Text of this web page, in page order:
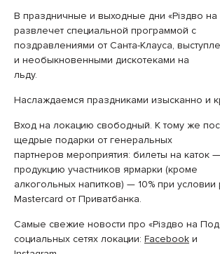
В праздничные и выходные дни «Різдво на
развлечет специальной программой с
поздравлениями от Санта-Клауса,
и необыкновенными дискотеками на
льду.
Наслаждаемся праздниками изысканно и
Вход на локацию свободный. К тому же
щедрые подарки от генеральных
партнеров мероприятия: билеты на каток
продукцию участников ярмарки (кроме
алкогольных напитков) — 10% при условии
Mastercard от Приватбанка.
Самые свежие новости про «Різдво на
социальных сетях локации: Facebook и